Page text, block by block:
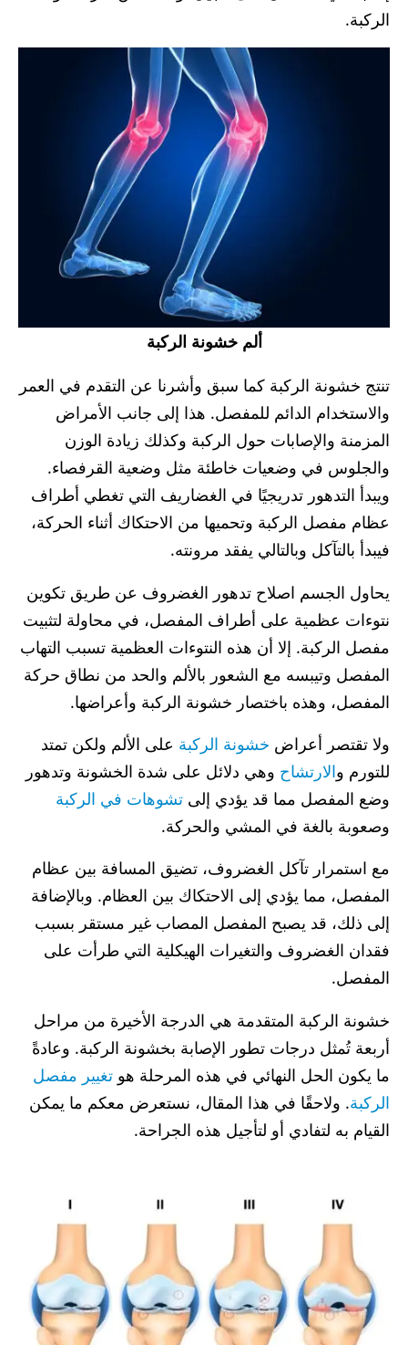
الركبة.
ألم خشونة الركبة
تنتج خشونة الركبة كما سبق وأشرنا عن التقدم في العمر
والاستخدام الدائم للمفصل. هذا إلى جانب الأمراض
المزمنة والإصابات حول الركبة وكذلك زيادة الوزن
والجلوس في وضعيات خاطئة مثل وضعية القرفصاء.
ويبدأ التدهور تدريجيًا في الغضاريف التي تغطي أطراف
عظام مفصل الركبة وتحميها من الاحتكاك أثناء الحركة،
فيبدأ بالتآكل وبالتالي يفقد مرونته.
يحاول الجسم اصلاح تدهور الغضروف عن طريق تكوين
نتوءات عظمية على أطراف المفصل، في محاولة لتثبيت
مفصل الركبة. إلا أن هذه النتوءات العظمية تسبب التهاب
المفصل وتيبسه مع الشعور بالألم والحد من نطاق حركة
المفصل، وهذه باختصار خشونة الركبة وأعراضها.
ولا تقتصر أعراض خشونة الركبة على الألم ولكن تمتد
للتورم والارتشاح وهي دلائل على شدة الخشونة وتدهور
وضع المفصل مما قد يؤدي إلى تشوهات في الركبة
وصعوبة بالغة في المشي والحركة.
مع استمرار تآكل الغضروف، تضيق المسافة بين عظام
المفصل، مما يؤدي إلى الاحتكاك بين العظام. وبالإضافة
إلى ذلك، قد يصبح المفصل المصاب غير مستقر بسبب
فقدان الغضروف والتغيرات الهيكلية التي طرأت على
المفصل.
خشونة الركبة المتقدمة هي الدرجة الأخيرة من مراحل
أربعة تُمثل درجات تطور الإصابة بخشونة الركبة. وعادةً
ما يكون الحل النهائي في هذه المرحلة هو تغيير مفصل
الركبة. ولاحقًا في هذا المقال، نستعرض معكم ما يمكن
القيام به لتفادي أو لتأجيل هذه الجراحة.